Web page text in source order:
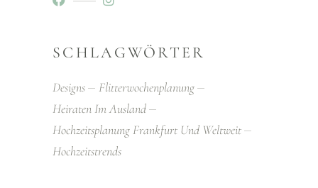
SCHLAGWÖRTER
Designs
Flitterwochenplanung
Heiraten Im Ausland
Hochzeitsplanung Frankfurt Und Weltweit
Hochzeitstrends